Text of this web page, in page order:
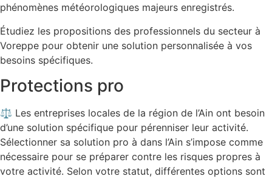
phénomènes météorologiques majeurs enregistrés.
Étudiez les propositions des professionnels du secteur à
Voreppe pour obtenir une solution personnalisée à vos
besoins spécifiques.
Protections pro
⚖️ Les entreprises locales de la région de l’Ain ont besoin
d’une solution spécifique pour pérenniser leur activité.
Sélectionner sa solution pro à dans l’Ain s’impose comme
nécessaire pour se préparer contre les risques propres à
votre activité. Selon votre statut, différentes options sont